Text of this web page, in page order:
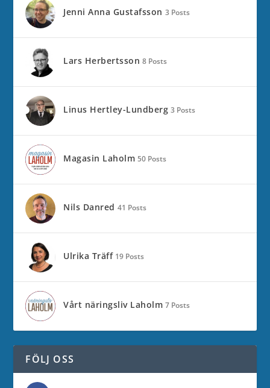
Jenni Anna Gustafsson 3 Posts
Lars Herbertsson 8 Posts
Linus Hertley-Lundberg 3 Posts
Magasin Laholm 50 Posts
Nils Danred 41 Posts
Ulrika Träff 19 Posts
Vårt näringsliv Laholm 7 Posts
FÖLJ OSS